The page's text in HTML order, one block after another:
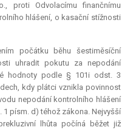
proti Odvolacímu finančnímu
hlášení, o kasační stížnosti
počátku běhu šestiměsíční
uhradit pokutu za nepodání
hodnoty podle § 101i odst. 3
kdy plátci vznikla povinnost
nepodání kontrolního hlášení
písm. d) téhož zákona. Nejvyšší
lhůta počíná běžet již